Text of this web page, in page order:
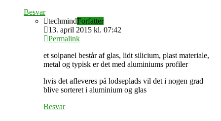
Besvar
techmindForfatter
13. april 2015 kl. 07:42
Permalink
et solpanel består af glas, lidt silicium, plast materiale,
metal og typisk er det med aluminiums profiler
hvis det afleveres på lodseplads vil det i nogen grad
blive sorteret i aluminium og glas
Besvar